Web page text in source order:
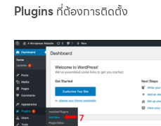
Plugins ที่ต้องการติดตั้ง